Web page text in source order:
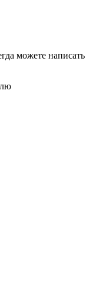
можете написать